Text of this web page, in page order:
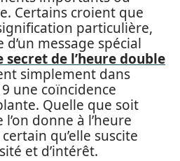
Certains croient que
particulière,
d’un message spécial
secret de l’heure double
simplement dans
une coïncidence
Quelle que soit
donne à l’heure
qu’elle suscite
et d’intérêt.